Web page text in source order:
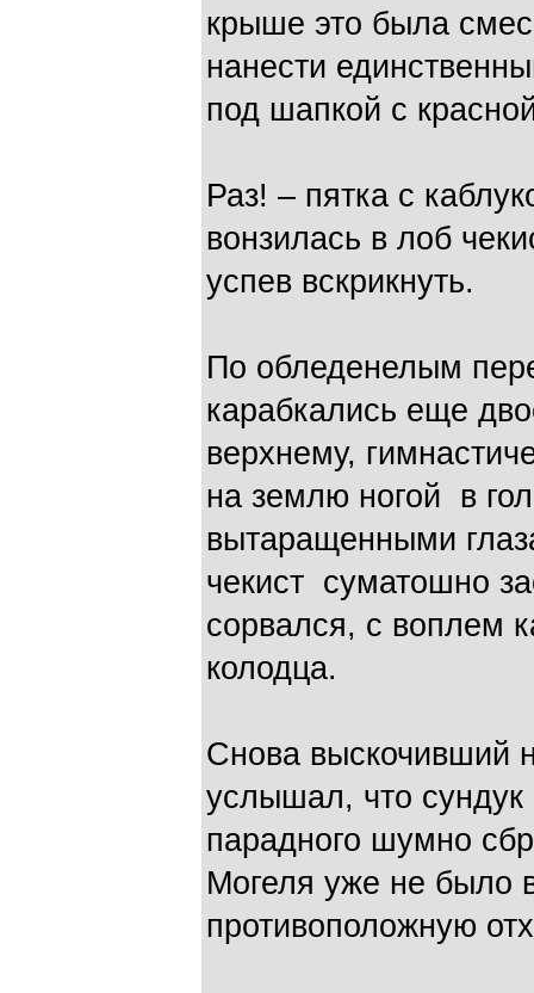
крыше это была
нанести
под шапкой с
Раз! – пятка с
вонзилась в лоб
успев вскрикнуть.
По обледенелым
карабкались еще
верхнему,
на землю ногой в
вытаращенными
чекист суматошно
сорвался, с воплем
колодца.
Снова выскочивший
услышал, что
парадного шумно
Могеля уже не было
противоположную